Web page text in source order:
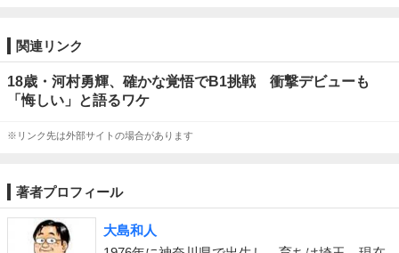
関連リンク
18歳・河村勇輝、確かな覚悟でB1挑戦 衝撃デビューも
「悔しい」と語るワケ
※リンク先は外部サイトの場合があります
著者プロフィール
大島和人